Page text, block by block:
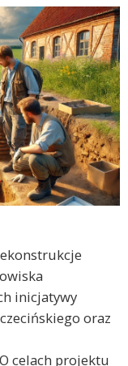
inicjatywy
oraz
celach projektu